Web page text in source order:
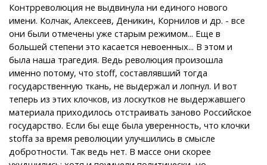
Контрреволюция не выдвинула ни единого нового
имени. Колчак, Алексеев, Деникин, Корнилов и др. - все
они были отмечены уже старым режимом... Еще в
большей степени это касается невоенных... В этом и
была наша трагедия. Ведь революция произошла
именно потому, что stoff, составлявший тогда
государственную ткань, не выдержал и лопнул. И вот
теперь из этих клочков, из лоскутков не выдержавшего
материала приходилось отстраивать заново Российское
государство. Если бы еще была уверенность, что клочки
stoffa за время революции улучшились в смысле
добротности. Так ведь нет. В массе они скорее